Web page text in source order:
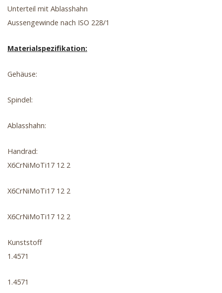
Unterteil mit Ablasshahn
Aussengewinde nach ISO 228/1
Materialspezifikation:
Gehäuse:
Spindel:
Ablasshahn:
Handrad:
X6CrNiMoTi17 12 2
X6CrNiMoTi17 12 2
X6CrNiMoTi17 12 2
Kunststoff
1.4571
1.4571